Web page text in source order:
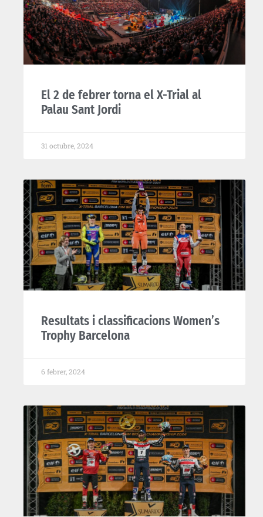
El 2 de febrer torna el X-Trial al
Palau Sant Jordi
31 octubre, 2024
Resultats i classificacions Women’s
Trophy Barcelona
6 febrer, 2024